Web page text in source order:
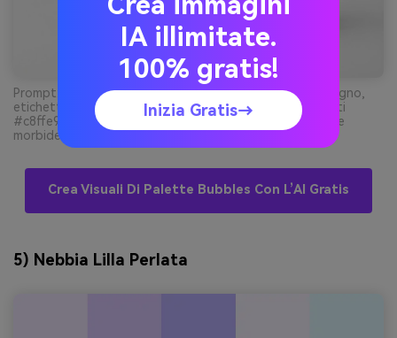
Prompt: scatto studio realistico di packaging sali da bagno,
etichetta minimal, sfondo bianco pulito, colori dominanti
#c8ffe9 e #7adbb5 con piccolo accento #ffe9f3, ombre
morbide, estetica benessere premium --ar 3:2
Crea Visuali Di Palette Bubbles Con L’AI Gratis
5) Nebbia Lilla Perlata
IA illimitate.
100% gratis!
Inizia Gratis→